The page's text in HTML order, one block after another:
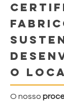
O
O nosso